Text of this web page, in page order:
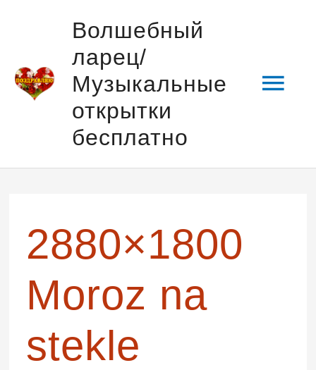
содержимому
Волшебный
ларец/
Музыкальные
открытки
бесплатно
2880×1800
Moroz na
stekle